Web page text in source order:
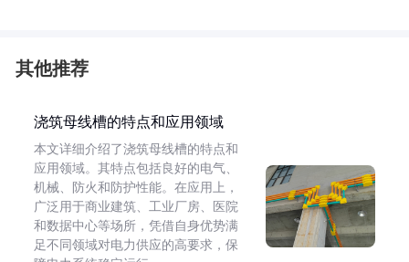
其他推荐
浇筑母线槽的特点和应用领域
本文详细介绍了浇筑母线槽的特点和
应用领域。其特点包括良好的电气、
机械、防火和防护性能。在应用上，
广泛用于商业建筑、工业厂房、医院
和数据中心等场所，凭借自身优势满
足不同领域对电力供应的高要求，保